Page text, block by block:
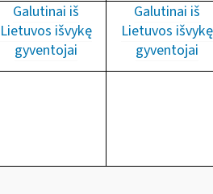
Galutinai iš
Lietuvos išvykę
gyventojai
Galutinai iš
Lietuvos išvykę
gyventojai